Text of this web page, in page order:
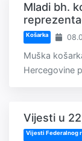
Mladi bh.
Košarka
Muška
Hercegovine
Vijesti u
Vijesti Federalnog